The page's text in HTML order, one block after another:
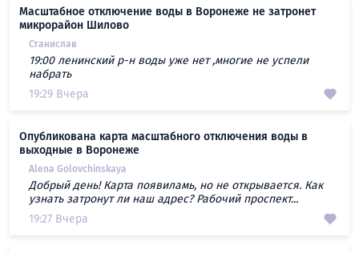
Масштабное отключение воды в Воронеже не затронет
микрорайон Шилово
Станислав
19:00 ленинский р-н воды уже нет ,многие не успели
набрать
19:29 Вчера
Опубликована карта масштабного отключения воды в
выходные в Воронеже
Alena Golovchinskaya
Добрый день! Карта появиламь, но не открывается. Как
узнать затронут ли наш адрес? Рабочий проспект...
19:27 Вчера